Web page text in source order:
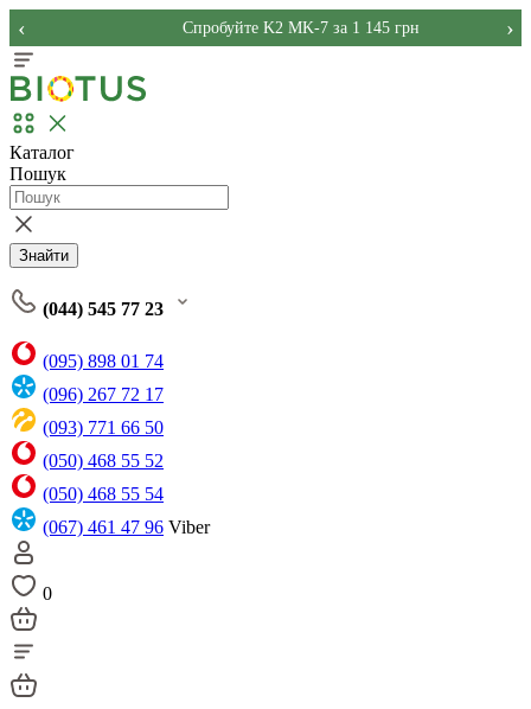
Спробуйте K2 MK-7 за 1 145 грн
‹ ›
Каталог
Пошук
Знайти
(044) 545 77 23
(095) 898 01 74
(096) 267 72 17
(093) 771 66 50
(050) 468 55 52
(050) 468 55 54
(067) 461 47 96 Viber
0